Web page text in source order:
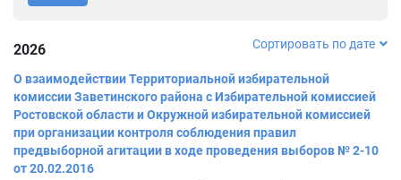
2026 Сортировать по дате
О взаимодействии Территориальной избирательной
комиссии Заветинского района с Избирательной комиссией
Ростовской области и Окружной избирательной комиссией
при организации контроля соблюдения правил
предвыборной агитации в ходе проведения выборов № 2-10
от 20.02.2016